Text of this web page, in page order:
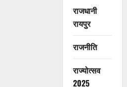
राजधानी
रायपुर
राजनीति
राज्योत्सव
2025